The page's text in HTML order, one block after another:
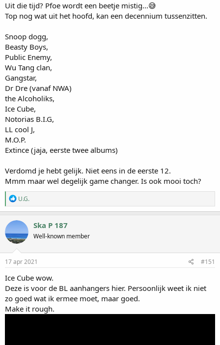
Uit die tijd? Pfoe wordt een beetje mistig...😅
Top nog wat uit het hoofd, kan een decennium tussenzitten.
Snoop dogg,
Beasty Boys,
Public Enemy,
Wu Tang clan,
Gangstar,
Dr Dre (vanaf NWA)
the Alcoholiks,
Ice Cube,
Notorias B.I.G,
LL cool J,
M.O.P.
Extince (jaja, eerste twee albums)
Verdomd je hebt gelijk. Niet eens in de eerste 12.
Mmm maar wel degelijk game changer. Is ook mooi toch?
W
a
a
r
e
r
i
n
e
:
U.G.
Ska P 187
Well-known member
17 apr 2021 #151
Ice Cube wow.
Deze is voor de BL aanhangers hier. Persoonlijk weet ik niet
zo goed wat ik ermee moet, maar goed.
Make it rough.